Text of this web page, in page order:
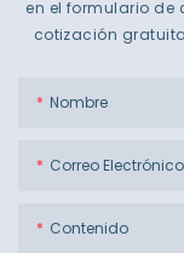
en el formulario
cotización
Nombre
Correo Electrónico
Contenido